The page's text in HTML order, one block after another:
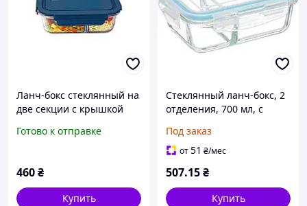
Ланч-бокс стеклянный на
две секции с крышкой
1040 мл
Готово к отправке
460₴
Купить
Стеклянный ланч-бокс, 2
отделения, 700 мл, с
Под заказ
от51 ₴/мес
507.15₴
Купить